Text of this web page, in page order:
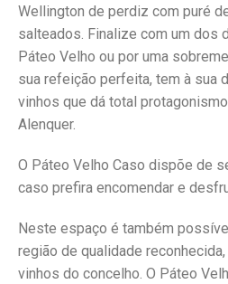
Wellington de perdiz com puré
salteados. Finalize com um dos
Páteo Velho ou por uma
sua refeição perfeita, tem à sua
vinhos que dá total
Alenquer.
O Páteo Velho Caso dispõe de
caso prefira encomendar e
Neste espaço é também
região de qualidade
vinhos do concelho. O Páteo